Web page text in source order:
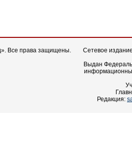
Все права защищены.
Сетевое
Выдан
Редакция: